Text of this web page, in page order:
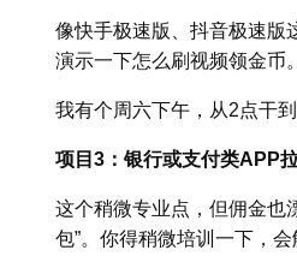
像快手极速版、抖音极速版
演示一下怎么刷视频领金币
我有个周六下午，从2点干
项目3：银行或支付类APP
这个稍微专业点，但佣金也
包”。你得稍微培训一下，会